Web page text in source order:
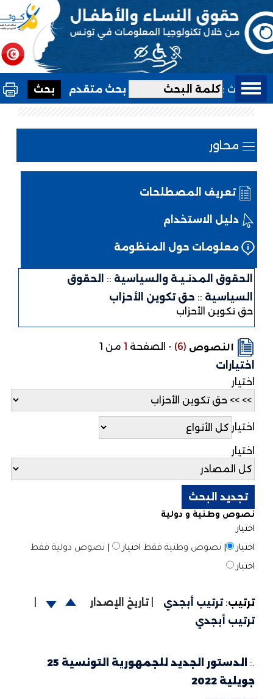
بحث : بحث متقدم
محاور
تعريف المصطلحات
دليل الاستخدام
معلومات حول المنظومة
الحقوق المدنـيـة والسياسية :: الحقوق
السياسية :: حق تكوين الأحزاب
حق تكوين الأحزاب
النصوص (6)
-الصفحة1من 1
اختيارات
اختيار
اختيار
اختيار
نصوص وطنية و دولية
اختيار
اختيار
| نصوص وطنية فقط اختيار | نصوص دولية فقط
اختيار
ترتيب: ترتيب أبجدي | تاريخ الإصدار
|
ترتيب أبجدي
الدستور الجديد للجمهورية التونسية 25
جويلية 2022